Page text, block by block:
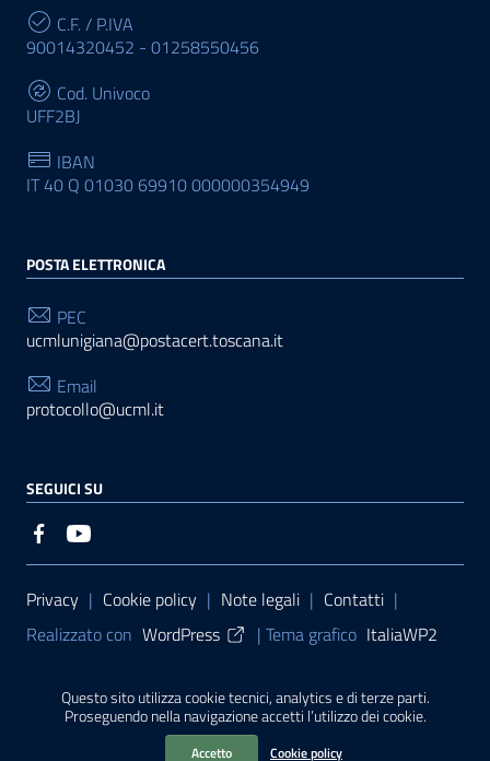
Questo sito utilizza cookie tecnici, analytics e di terze parti.
Proseguendo nella navigazione accetti l’utilizzo dei cookie.
Accetto Cookie policy
C.F. / P.IVA
90014320452 - 01258550456
Cod. Univoco
UFF2BJ
IBAN
IT 40 Q 01030 69910 000000354949
POSTA ELETTRONICA
PEC
ucmlunigiana@postacert.toscana.it
Email
protocollo@ucml.it
SEGUICI SU
Sezione Link Utili
Privacy | Cookie policy | Note legali | Contatti |
Realizzato con WordPress | Tema grafico ItaliaWP2
Sito finanziato con L. 145/2018 della Regione Toscana